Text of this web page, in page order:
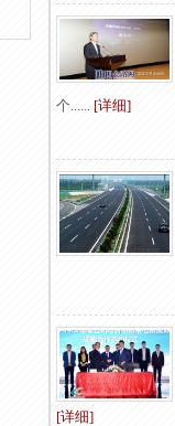
个...... [详细]
[详细]